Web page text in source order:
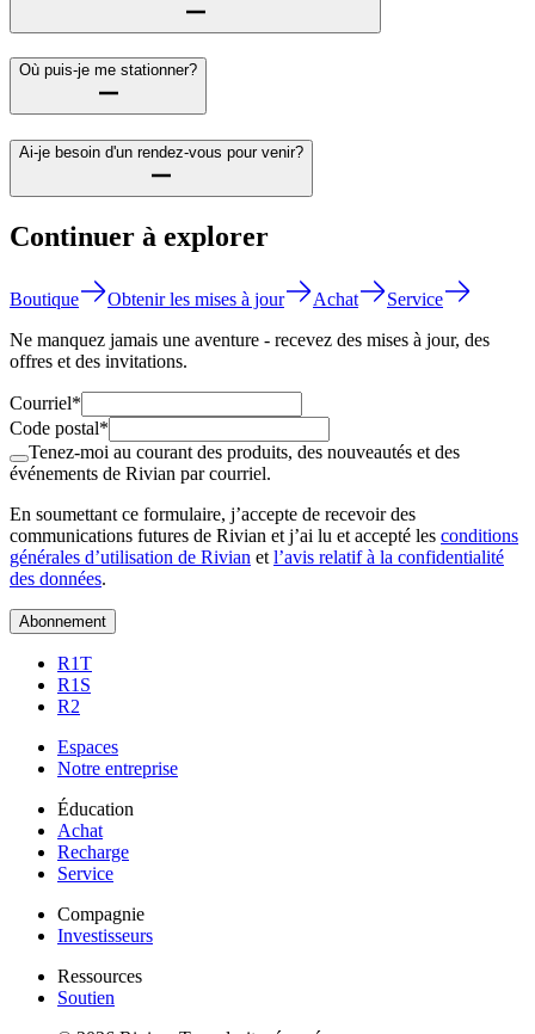
Où puis-je me stationner?
Ai-je besoin d'un rendez-vous pour venir?
Continuer à explorer
Boutique Obtenir les mises à jour Achat
Service
Ne manquez jamais une aventure - recevez des mises à jour, des
offres et des invitations.
Courriel*
Code postal*
Tenez-moi au courant des produits, des nouveautés et des
événements de Rivian par courriel.
En soumettant ce formulaire, j’accepte de recevoir des
communications futures de Rivian et j’ai lu et accepté les conditions
générales d’utilisation de Rivian et l’avis relatif à la confidentialité
des données.
Abonnement
R1T
R1S
R2
Espaces
Notre entreprise
Éducation
Achat
Recharge
Service
Compagnie
Investisseurs
Ressources
Soutien